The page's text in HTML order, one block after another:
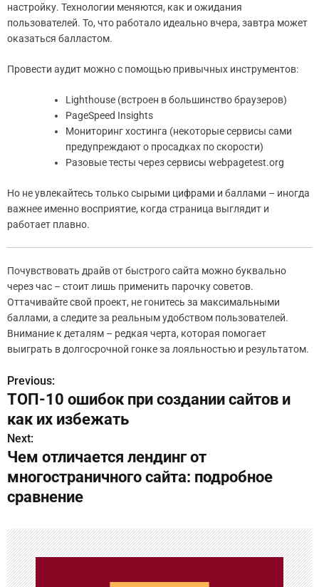
настройку. Технологии меняются, как и ожидания
пользователей. То, что работало идеально вчера, завтра может
оказаться балластом.
Провести аудит можно с помощью привычных инструментов:
Lighthouse (встроен в большинство браузеров)
PageSpeed Insights
Мониторинг хостинга (некоторые сервисы сами
предупреждают о просадках по скорости)
Разовые тесты через сервисы webpagetest.org
Но не увлекайтесь только сырыми цифрами и баллами – иногда
важнее именно восприятие, когда страница выглядит и
работает плавно.
Почувствовать драйв от быстрого сайта можно буквально
через час – стоит лишь применить парочку советов.
Оттачивайте свой проект, не гонитесь за максимальными
баллами, а следите за реальным удобством пользователей.
Внимание к деталям – редкая черта, которая помогает
выиграть в долгосрочной гонке за лояльностью и результатом.
Н
а
в
и
г
ц
и
Previous:
ТОП-10 ошибок при создании сайтов и
как их избежать
Next:
Чем отличается лендинг от
многостраничного сайта: подробное
сравнение